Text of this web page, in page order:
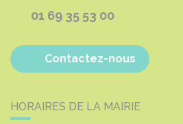
01 69 35 53 00
Contactez-nous
HORAIRES DE LA MAIRIE